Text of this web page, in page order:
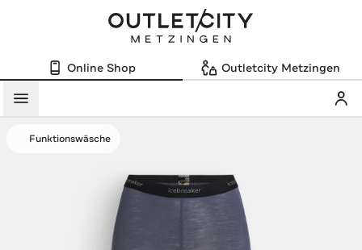
Online Shop Outletcity Metzingen
Menü
Funktionswäsche